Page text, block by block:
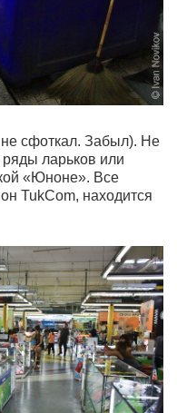
сфоткал. Забыл). Не
ларьков или
«Юноне». Все
TukCom, находится